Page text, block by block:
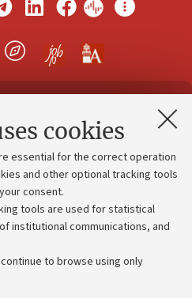
cookies
essential for the correct operation
and other optional tracking tools
consent.
tools are used for statistical
institutional communications, and
to browse using only
e-mail (PEC)
divisions
with us
community
plan
budgets